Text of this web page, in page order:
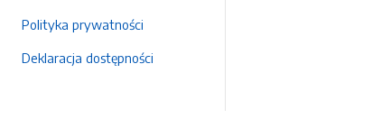
Polityka prywatności
Deklaracja dostępności